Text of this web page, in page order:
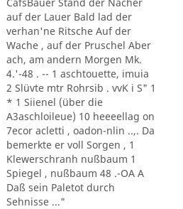
auf der Lauer Bald lad der
verhan'ne Ritsche Auf der
Wache , auf der Pruschel Aber
ach, am andern Morgen Mk.
4.'-48 . -- 1 aschtouette, imuia
2 Slüvte mtr Rohrsib . vvK i S" 1
* 1 Siienel (über die
A3aschloileue) 10 heeeellag on
7ecor acletti , oadon-nlin ..,. Da
bemerkte er voll Sorgen , 1
Klewerschranh nußbaum 1
Spiegel , nußbaum 48 .-OA A
Daß sein Paletot durch
Sehnisse ..."